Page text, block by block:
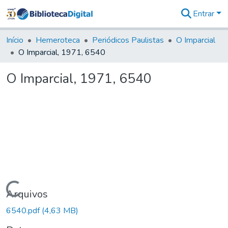
&
Coleções
Tudo na
Digital
Entrar
Início Hemeroteca Periódicos Paulistas
O Imparcial
O Imparcial, 1971, 6540
O Imparcial, 1971, 6540
Carregando...
Arquivos
6540.pdf(4,63 MB)